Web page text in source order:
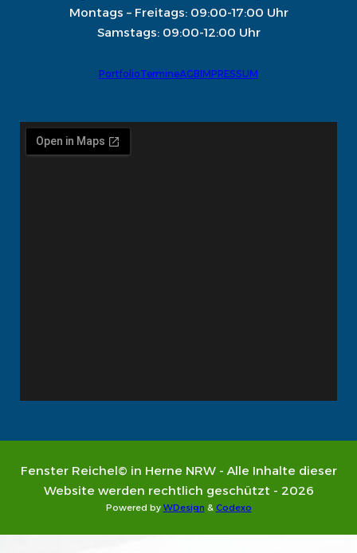
Montags – Freitags: 09:00-17:00 Uhr
Samstags: 09:00-12:00 Uhr
PortfolioTermineAGBIMPRESSUM
Fenster Reichel© in Herne NRW - Alle Inhalte dieser
Website werden rechtlich geschützt - 2026
Powered by WDesign & Codexo